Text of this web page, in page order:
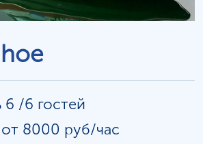
/6 гостей
8000 руб/час